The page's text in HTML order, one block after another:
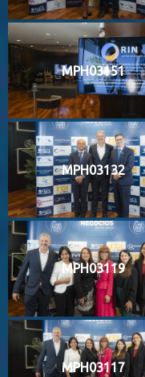
MPH03151
MPH03132
MPH03119
MPH03117